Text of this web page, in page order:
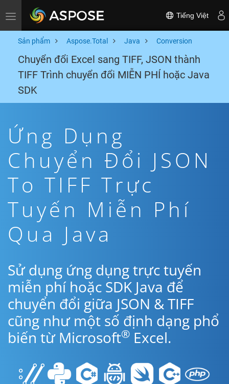
Toggle navigation Tiếng Việt
Sản phẩm Aspose.Total Java Conversion
Chuyển đổi Excel sang TIFF, JSON thành
TIFF Trình chuyển đổi MIỄN PHÍ hoặc Java
SDK
Ứng Dụng
Chuyển Đổi JSON
To TIFF Trực
Tuyến Miễn Phí
Qua Java
Sử dụng ứng dụng trực tuyến
miễn phí hoặc SDK Java để
chuyển đổi giữa JSON & TIFF
cũng như một số định dạng phổ
biến từ Microsoft® Excel.